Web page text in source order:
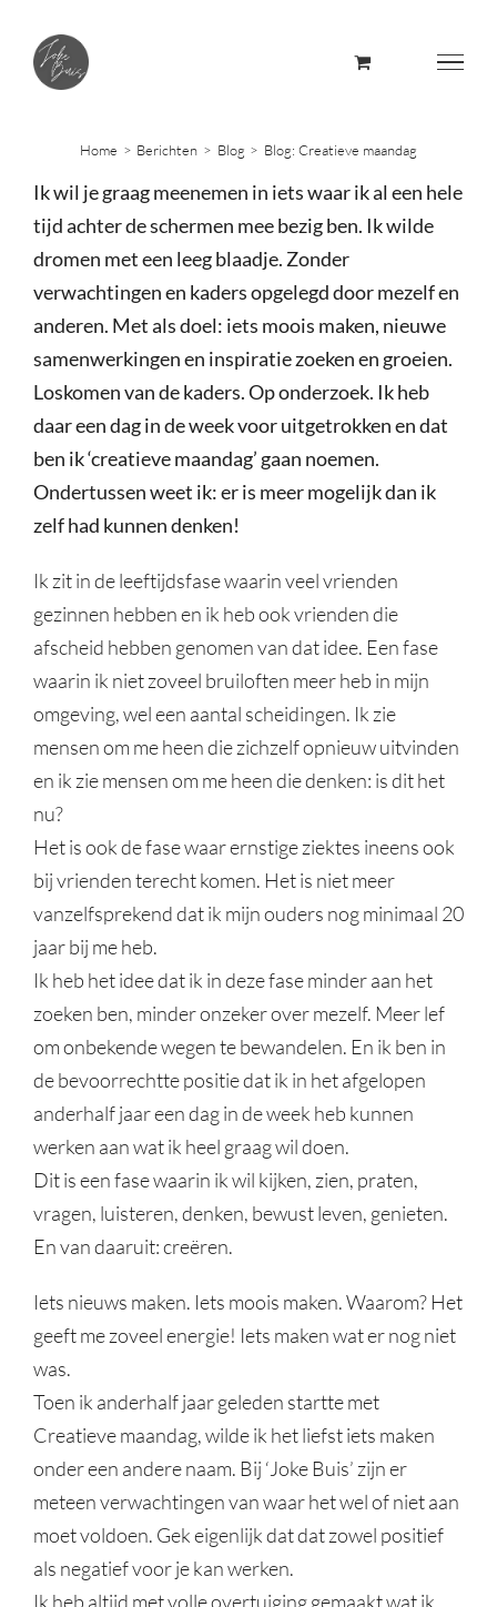
content
Home Berichten Blog Blog: Creatieve maandag
Ik wil je graag meenemen in iets waar ik al een hele
tijd achter de schermen mee bezig ben. Ik wilde
dromen met een leeg blaadje. Zonder
verwachtingen en kaders opgelegd door mezelf en
anderen. Met als doel: iets moois maken, nieuwe
samenwerkingen en inspiratie zoeken en groeien.
Loskomen van de kaders. Op onderzoek. Ik heb
daar een dag in de week voor uitgetrokken en dat
ben ik ‘creatieve maandag’ gaan noemen.
Ondertussen weet ik: er is meer mogelijk dan ik
zelf had kunnen denken!
Ik zit in de leeftijdsfase waarin veel vrienden
gezinnen hebben en ik heb ook vrienden die
afscheid hebben genomen van dat idee. Een fase
waarin ik niet zoveel bruiloften meer heb in mijn
omgeving, wel een aantal scheidingen. Ik zie
mensen om me heen die zichzelf opnieuw uitvinden
en ik zie mensen om me heen die denken: is dit het
nu?
Het is ook de fase waar ernstige ziektes ineens ook
bij vrienden terecht komen. Het is niet meer
vanzelfsprekend dat ik mijn ouders nog minimaal 20
jaar bij me heb.
Ik heb het idee dat ik in deze fase minder aan het
zoeken ben, minder onzeker over mezelf. Meer lef
om onbekende wegen te bewandelen. En ik ben in
de bevoorrechtte positie dat ik in het afgelopen
anderhalf jaar een dag in de week heb kunnen
werken aan wat ik heel graag wil doen.
Dit is een fase waarin ik wil kijken, zien, praten,
vragen, luisteren, denken, bewust leven, genieten.
En van daaruit: creëren.
Iets nieuws maken. Iets moois maken. Waarom? Het
geeft me zoveel energie! Iets maken wat er nog niet
was.
Toen ik anderhalf jaar geleden startte met
Creatieve maandag, wilde ik het liefst iets maken
onder een andere naam. Bij ‘Joke Buis’ zijn er
meteen verwachtingen van waar het wel of niet aan
moet voldoen. Gek eigenlijk dat dat zowel positief
als negatief voor je kan werken.
Ik heb altijd met volle overtuiging gemaakt wat ik